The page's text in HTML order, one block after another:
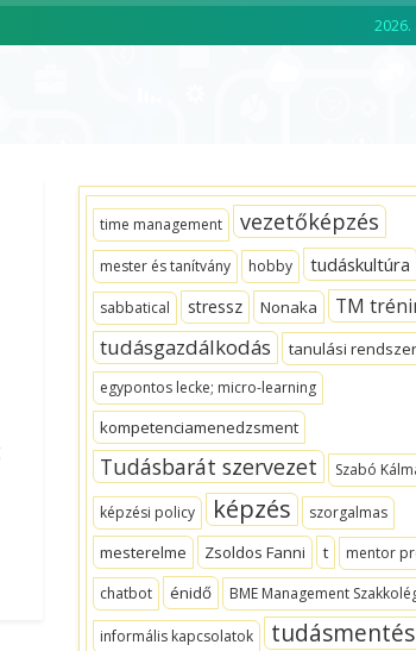
2026.
VEZETŐKÉPZÉS
time management vezetőképzés
mester és tanítvány hobby tudáskultúra
sabbatical stressz Nonaka TM
tudásgazdálkodás tanulási rendszer
egypontos lecke; micro-learning
kompetenciamenedzsment
Tudásbarát szervezet Szabó
képzési policy képzés szorgalmas
mesterelme Zsoldos Fanni t
mentor
chatbot
énidő BME Management
informális kapcsolatok tudásmentés